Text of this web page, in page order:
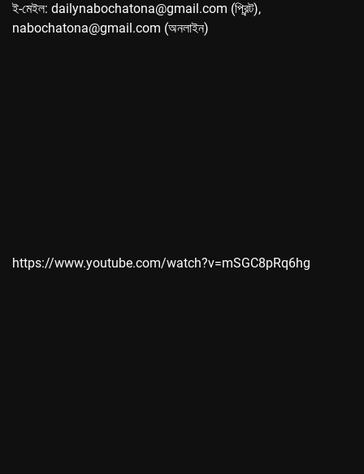
ই-মেইল: dailynabochatona@gmail.com (প্রিন্ট),
nabochatona@gmail.com (অনলাইন)
https://www.youtube.com/watch?v=mSGC8pRq6hg